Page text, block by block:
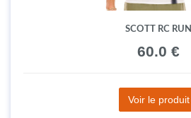
SCOTT RC RUN
60.0 €
Voir le produit